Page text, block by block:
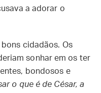
a adorar o
cidadãos. Os
sonhar em os ter
bondosos e
o que é de César, a